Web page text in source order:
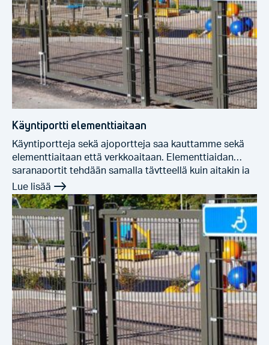
Käyntiportti elementtiaitaan
Käyntiportteja sekä ajoportteja saa kauttamme sekä
elementtiaitaan että verkkoaitaan. Elementtiaidan
saranaportit tehdään samalla täytteellä kuin aitakin ja
maalataan samaan sävyyn aidan kanssa. Portit
hitsataan raakamateriaalista ja kuumasinkitään ennen
maalausta. Päiväkotiaidoissa portit varustetaan
päiväkotisäädösten mukaisilla lukituksilla.
Verkkoaitojen saranaportit ovat alumiinirunkoisia ja
niissä on vakiona verkkotäyte. Saranaportteja saa
myös muilla täytteillä ja tarvittaessa myös maalattuna.
Saranaporteilla saadaan […]